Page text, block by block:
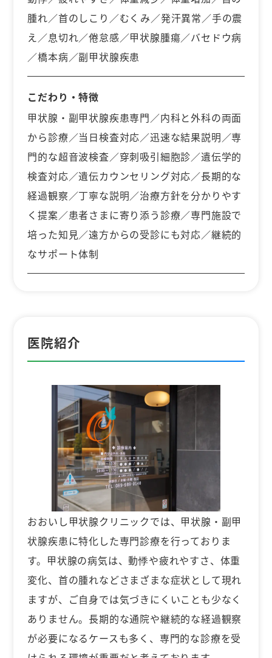
腫れ／首のしこり／むくみ／発汗異常／手の震
え／息切れ／倦怠感／甲状腺腫瘍／バセドウ病
／橋本病／副甲状腺疾患
こだわり・特徴
甲状腺・副甲状腺疾患専門／内科と外科の両面
から診療／当日検査対応／迅速な結果説明／専
門的な超音波検査／穿刺吸引細胞診／遺伝学的
検査対応／遺伝カウンセリング対応／長期的な
経過観察／丁寧な説明／治療方針を分かりやす
く提案／患者さまに寄り添う診療／専門施設で
培った知見／遠方からの受診にも対応／継続的
なサポート体制
医院紹介
おおいし甲状腺クリニックでは、甲状腺・副甲
状腺疾患に特化した専門診療を行っておりま
す。甲状腺の病気は、動悸や疲れやすさ、体重
変化、首の腫れなどさまざまな症状として現れ
ますが、ご自身では気づきにくいことも少なく
ありません。長期的な通院や継続的な経過観察
が必要になるケースも多く、専門的な診療を受